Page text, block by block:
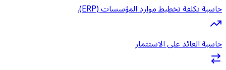
حاسبة تكلفة تخطيط موارد المؤسسات (ERP).
حاسبة العائد على الاستثمار